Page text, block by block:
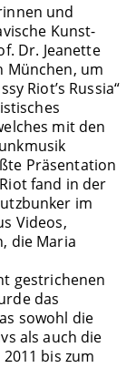
und
Kunst-
Dr. Jeanette
München, um
Riot’s Russia“
mit den
Präsentation
fand in der
im
Videos,
die Maria
gestrichenen
das
sowohl die
als auch die
bis zum